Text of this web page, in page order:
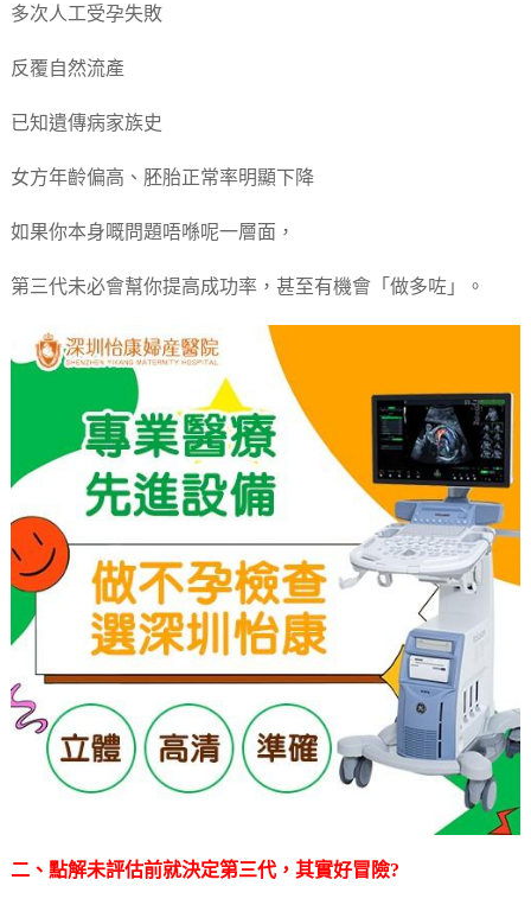
多次人工受孕失敗
反覆自然流產
已知遺傳病家族史
女方年齡偏高、胚胎正常率明顯下降
如果你本身嘅問題唔喺呢一層面，
第三代未必會幫你提高成功率，甚至有機會「做多咗」。
二、點解未評估前就決定第三代，其實好冒險?